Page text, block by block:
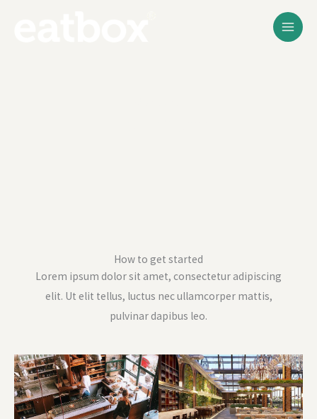
How to get started
Lorem ipsum dolor sit amet, consectetur adipiscing
elit. Ut elit tellus, luctus nec ullamcorper mattis,
pulvinar dapibus leo.